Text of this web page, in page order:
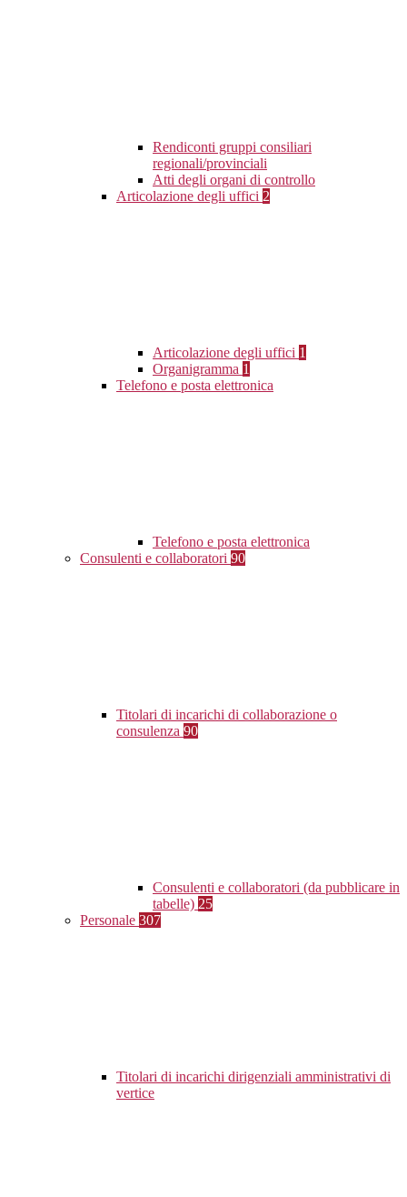
Rendiconti gruppi consiliari
regionali/provinciali
Atti degli organi di controllo
Articolazione degli uffici 2
Articolazione degli uffici 1
Organigramma 1
Telefono e posta elettronica
Telefono e posta elettronica
Consulenti e collaboratori 90
Titolari di incarichi di collaborazione o
consulenza 90
Consulenti e collaboratori (da pubblicare in
tabelle) 25
Personale 307
Titolari di incarichi dirigenziali amministrativi di
vertice